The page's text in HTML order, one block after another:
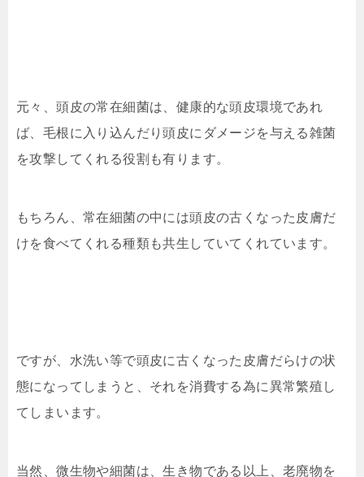
元々、頭皮の常在細菌は、健康的な頭皮環境であれ
ば、毛根に入り込んだり頭皮にダメージを与える雑菌
を攻撃してくれる役割も有ります。
もちろん、常在細菌の中には頭皮の古くなった皮膚だ
けを食べてくれる種類も共生していてくれています。
ですが、水洗い等で頭皮に古くなった皮膚だらけの状
態になってしまうと、それを消費する為に異常繁殖し
てしまいます。
当然、微生物や細菌は、生き物である以上、老廃物を